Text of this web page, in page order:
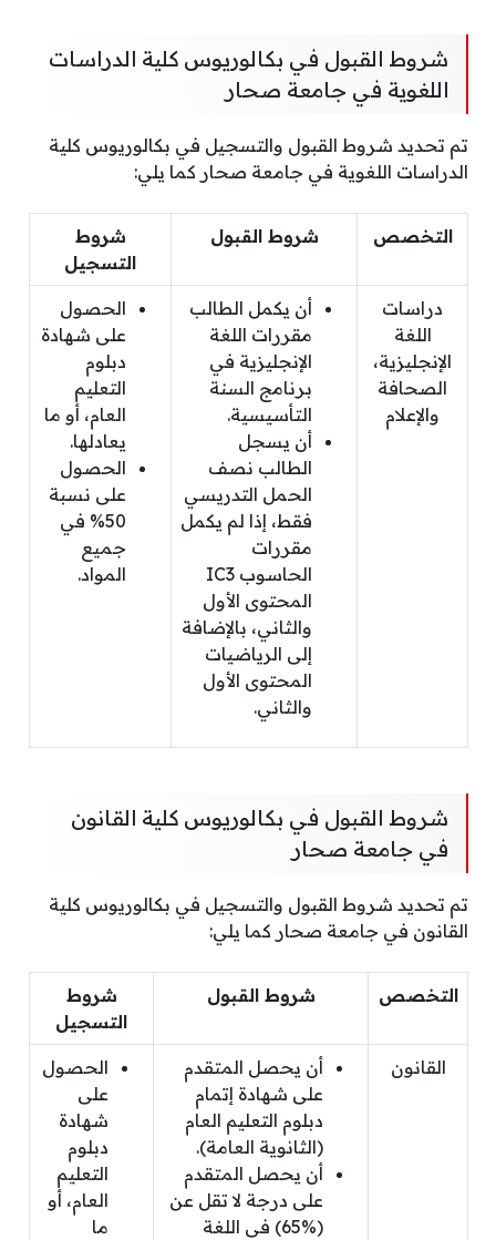
شروط القبول في بكالوريوس كلية الدراسات
اللغوية في جامعة صحار
تم تحديد شروط القبول والتسجيل في بكالوريوس كلية
الدراسات اللغوية في جامعة صحار كما يلي:
التخصص شروط القبول
شروط
التسجيل
دراسات
اللغة
الإنجليزية،
الصحافة
والإعلام
أن يكمل الطالب
مقررات اللغة
الإنجليزية في
برنامج السنة
التأسيسية.
أن يسجل
الطالب نصف
الحمل التدريسي
فقط، إذا لم يكمل
مقررات
الحاسوب IC3
المحتوى الأول
والثاني، بالإضافة
إلى الرياضيات
المحتوى الأول
والثاني.
الحصول
على شهادة
دبلوم
التعليم
العام، أو ما
يعادلها.
الحصول
على نسبة
50% في
جميع
المواد.
شروط القبول في بكالوريوس كلية القانون
في جامعة صحار
تم تحديد شروط القبول والتسجيل في بكالوريوس كلية
القانون في جامعة صحار كما يلي:
التخصص شروط القبول
شروط
التسجيل
القانون
أن يحصل المتقدم
على شهادة إتمام
دبلوم التعليم العام
(الثانوية العامة).
أن يحصل المتقدم
على درجة لا تقل عن
(%65) فى اللغة
الحصول
على
شهادة
دبلوم
التعليم
العام، أو
ما